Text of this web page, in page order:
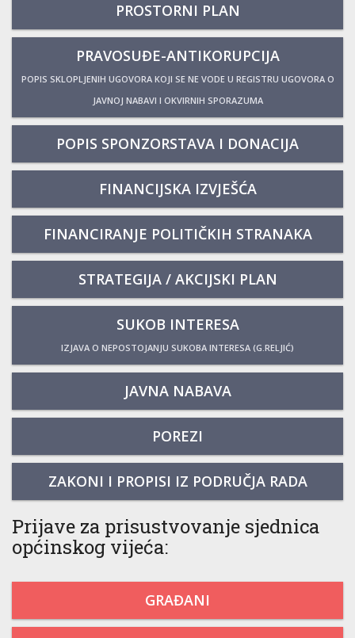
PROSTORNI PLAN
PRAVOSUĐE-ANTIKORUPCIJA
POPIS SKLOPLJENIH UGOVORA KOJI SE NE VODE U REGISTRU UGOVORA O
JAVNOJ NABAVI I OKVIRNIH SPORAZUMA
POPIS SPONZORSTAVA I DONACIJA
FINANCIJSKA IZVJEŠĆA
FINANCIRANJE POLITIČKIH STRANAKA
STRATEGIJA / AKCIJSKI PLAN
SUKOB INTERESA
IZJAVA O NEPOSTOJANJU SUKOBA INTERESA (G.RELJIĆ)
JAVNA NABAVA
POREZI
ZAKONI I PROPISI IZ PODRUČJA RADA
Prijave za prisustvovanje sjednica
općinskog vijeća:
GRAĐANI